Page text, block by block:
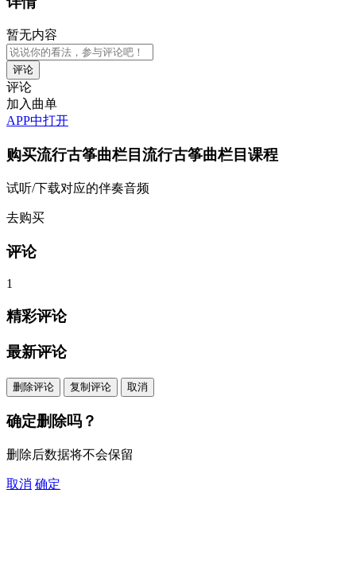
暂无内容
评论
加入曲单
APP中打开
购买流行古筝曲栏目流行古筝曲栏目 课程
试听/下载对应的伴奏音频
去购买
评论
1
精彩评论
最新评论
删除评论 复制评论 取消
确定删除吗？
删除后数据将不会保留
取消 确定